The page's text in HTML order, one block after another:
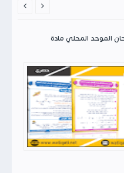
الموحد المحلي مادة
 